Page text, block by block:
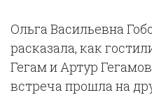
Ольга Васильевна
расказала, как
Гегам и Артур
встреча прошла на